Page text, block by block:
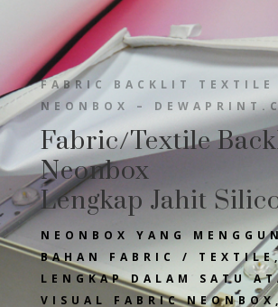
FABRIC BACKLIT TEXTILE
NEONBOX –
Fabric/Textile
Neonbox
Lengkap Jahit
NEONBOX YANG
BAHAN FABRIC /
LENGKAP DALAM SATU
VISUAL FABRIC NEONBOX,